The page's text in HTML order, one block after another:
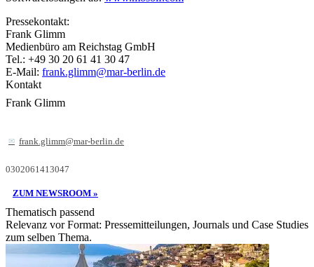
Pressekontakt:
Frank Glimm
Medienbüro am Reichstag GmbH
Tel.: +49 30 20 61 41 30 47
E-Mail: frank.glimm@mar-berlin.de
Kontakt
Frank Glimm
frank.glimm@mar-berlin.de
0302061413047
ZUM NEWSROOM »
Thematisch passend
Relevanz vor Format: Pressemitteilungen, Journals und Case Studies
zum selben Thema.